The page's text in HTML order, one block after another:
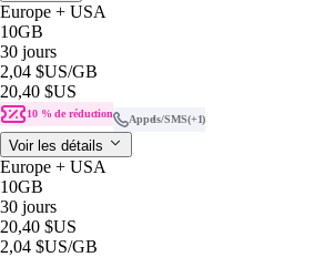
Europe + USA
10GB
30 jours
2,04 $US/GB
20,40 $US
10 % de réduction Appels/SMS(+1)
Voir les détails
Europe + USA
10GB
30 jours
20,40 $US
2,04 $US/GB